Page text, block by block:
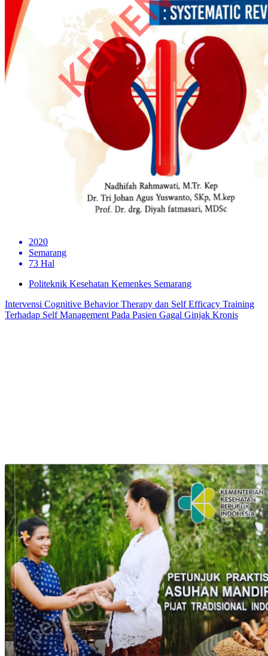
2020
Semarang
73 Hal
Politeknik Kesehatan Kemenkes Semarang
Intervensi Cognitive Behavior Therapy dan Self Efficacy Training
Terhadap Self Management Pada Pasien Gagal Ginjak Kronis